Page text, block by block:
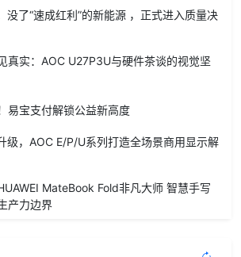
没了“速成红利”的新能源 ，正式进入质量决
真实：AOC U27P3U与硬件茶谈的视觉坚
易宝支付解锁公益新高度
级，AOC E/P/U系列打造全场景商用显示解
MateBook Fold非凡大师 智慧手写
产力边界